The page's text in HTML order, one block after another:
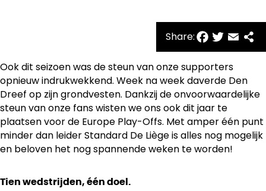
Share:
Ook dit seizoen was de steun van onze supporters
opnieuw indrukwekkend. Week na week daverde Den
Dreef op zijn grondvesten. Dankzij de onvoorwaardelijke
steun van onze fans wisten we ons ook dit jaar te
plaatsen voor de Europe Play-Offs. Met amper één punt
minder dan leider Standard De Liège is alles nog mogelijk
en beloven het nog spannende weken te worden!
Tien wedstrijden, één doel.